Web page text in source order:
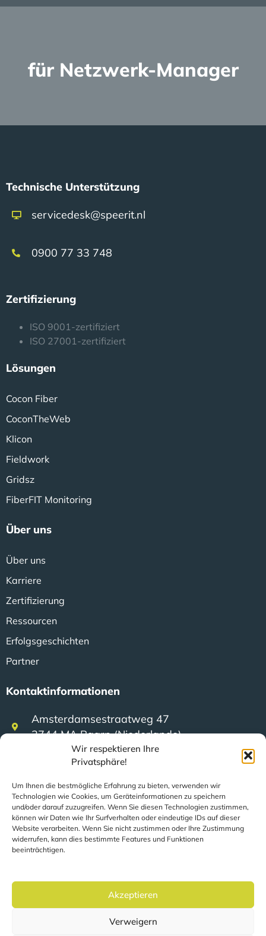
Wir respektieren Ihre
Privatsphäre!
Um Ihnen die bestmögliche Erfahrung zu bieten, verwenden wir
Technologien wie Cookies, um Geräteinformationen zu speichern
und/oder darauf zuzugreifen. Wenn Sie diesen Technologien zustimmen,
können wir Daten wie Ihr Surfverhalten oder eindeutige IDs auf dieser
Website verarbeiten. Wenn Sie nicht zustimmen oder Ihre Zustimmung
widerrufen, kann dies bestimmte Features und Funktionen
beeinträchtigen.
Akzeptieren
Verweigern
für Netzwerk-Manager
Mehr lesen
Technische Unterstützung
servicedesk@speerit.nl
0900 77 33 748
Zertifizierung
ISO 9001-zertifiziert
ISO 27001-zertifiziert
Lösungen
Cocon Fiber
CoconTheWeb
Klicon
Fieldwork
Gridsz
FiberFIT Monitoring
Über uns
Über uns
Karriere
Zertifizierung
Ressourcen
Erfolgsgeschichten
Partner
Kontaktinformationen
Amsterdamsestraatweg 47
3744 MA Baarn (Niederlande)
sales@speerit.nl
Die Seiten werden automatisch auf der Grundlage Ihres